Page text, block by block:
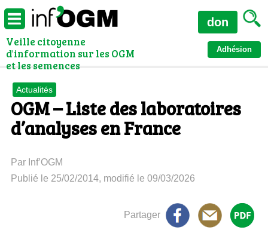
Veille citoyenne
d'information sur les OGM
et les semences
Adhésion
don
Actualités
OGM – Liste des laboratoires
d’analyses en France
Par Inf’OGM
Publié le 25/02/2014, modifié le 09/03/2026
Partager